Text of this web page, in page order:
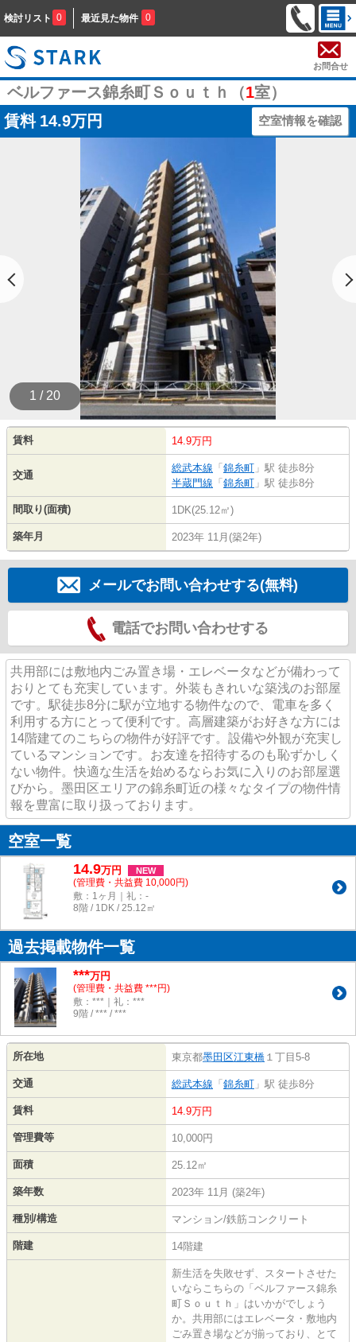
検討リスト 0 最近見た物件 0
お問合せ
ベルファース錦糸町Ｓｏｕｔｈ（1室）
賃料 14.9万円 空室情報を確認
1 / 20
賃料 14.9万円
交通
総武本線 「 錦糸町 」駅 徒歩8分
半蔵門線 「 錦糸町 」駅 徒歩8分
間取り(面積) 1DK(25.12㎡)
築年月 2023年 11月(築2年)
メールでお問い合わせする(無料)
電話でお問い合わせする
共用部には敷地内ごみ置き場・エレベータなどが備わって
おりとても充実しています。外装もきれいな築浅のお部屋
です。駅徒歩8分に駅が立地する物件なので、電車を多く
利用する方にとって便利です。高層建築がお好きな方には
14階建てのこちらの物件が好評です。設備や外観が充実し
ているマンションです。お友達を招待するのも恥ずかしく
ない物件。快適な生活を始めるならお気に入りのお部屋選
びから。墨田区エリアの錦糸町近の様々なタイプの物件情
報を豊富に取り扱っております。
空室一覧
14.9万円 NEW
(管理費・共益費 10,000円)
敷：1ヶ月｜礼：-
8階 / 1DK / 25.12㎡
過去掲載物件一覧
***万円
(管理費・共益費 ***円)
敷：***｜礼：***
9階 / *** / ***
所在地 東京都墨田区江東橋 １丁目5-8
交通 総武本線 「 錦糸町 」駅 徒歩8分
賃料 14.9万円
管理費等 10,000円
面積 25.12㎡
築年数 2023年 11月 (築2年)
種別/構造 マンション/鉄筋コンクリート
階建 14階建
新生活を失敗せず、スタートさせた
いならこちらの「ベルファース錦糸
町Ｓｏｕｔｈ」はいかがでしょう
か。共用部にはエレベータ・敷地内
ごみ置き場などが揃っており、とて